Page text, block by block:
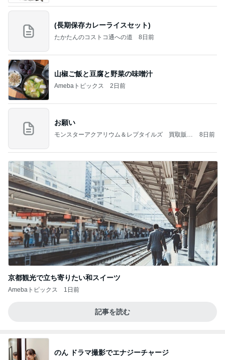
(長期保存カレーライスセット)
たかたんのコストコ通への道 8日前
山椒ご飯と豆腐と野菜の味噌汁
Amebaトピックス 2日前
お願い
モンスターアクアリウム＆レプタイルズ 買取販売
8日前
京都観光で立ち寄りたい和スイーツ
Amebaトピックス 1日前
記事を読む
のん ドラマ撮影でエナジーチャージ